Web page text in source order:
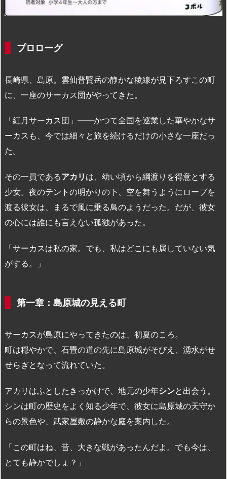
プロローグ
長崎県、島原。雲仙普賢岳の静かな稜線が見下ろすこの町
に、一座のサーカス団がやってきた。
「紅月サーカス団」――かつて全国を巡業した華やかなサ
ーカスも、今では細々と旅を続けるだけの小さな一座だっ
た。
その一員であるアカリ は、幼い頃から綱渡りを得意とする
少女。夜のテントの明かりの下、空を舞うようにロープを
渡る彼女は、まるで風に乗る鳥のようだった。だが、彼女
の心には誰にも言えない孤独があった。
「サーカスは私の家。でも、私はどこにも属していない気
がする。」
第一章：島原城の見える町
サーカスが島原にやってきたのは、初夏のころ。
町は穏やかで、石畳の道の先に島原城がそびえ、湧水がせ
せらぎとなって流れていた。
アカリはふとしたきっかけで、地元の少年シンと出会う。
シンは町の歴史をよく知る少年で、彼女に島原城の天守か
らの景色や、武家屋敷の静かな庭を案内した。
「この町はね、昔、大きな戦があったんだよ。でも今は、
とても静かでしょ？」